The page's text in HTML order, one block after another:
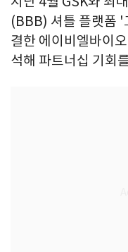
(BBB) 셔틀 플랫폼 '
결한 에이비엘바이
석해 파트너십 기회